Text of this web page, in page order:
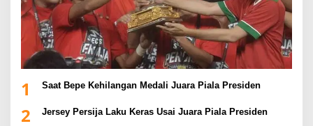
1 Saat Bepe Kehilangan Medali Juara Piala Presiden
2 Jersey Persija Laku Keras Usai Juara Piala Presiden